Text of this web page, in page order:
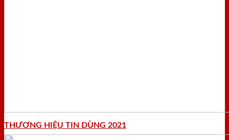
THƯƠNG HIỆU TIN DÙNG 2021